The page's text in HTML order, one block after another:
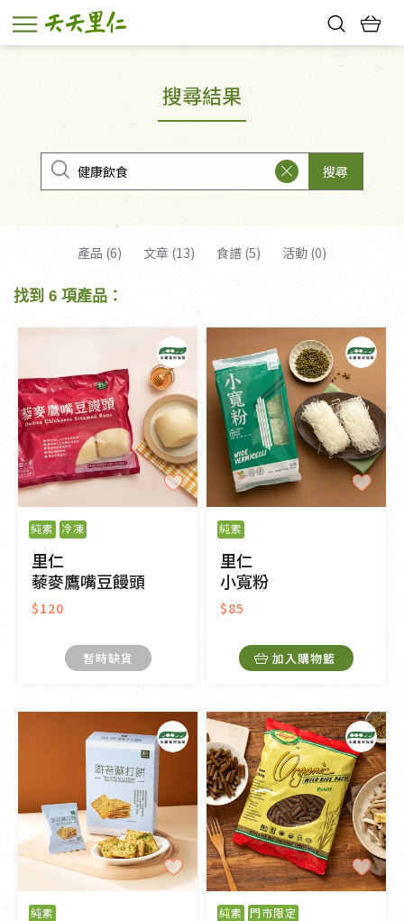
幸福節中獎名單
搜尋結果
搜尋
產品 (6) 文章 (13) 食譜 (5) 活動 (0)
找到 6 項產品：
純素 冷凍
里仁
藜麥鷹嘴豆饅頭
$120
暫時缺貨
純素
里仁
小寬粉
$85
加入購物籃
純素 純素 門市限定